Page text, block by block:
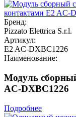
Бренд:
Pizzato Elettrica S.r.l.
Артикул:
E2 AC-DXBC1226
Наименование:
Модуль
AC-DXBC1226
Подробнее